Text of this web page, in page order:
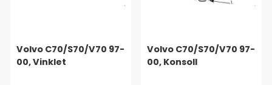
Volvo C70/S70/V70 97-
00, Vinklet
Volvo C70/S70/V70 97-
00, Konsoll